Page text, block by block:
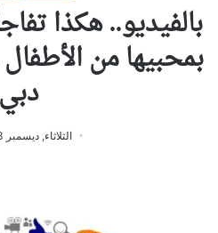
بالفيديو.. هكذا
بمحبيها من
دبي
الثلاثاء, ديسمبر 13 2022